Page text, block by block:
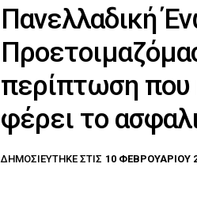
Πανελλαδική
περίπτωση που
φέρει το
ΔΗΜΟΣΙΕΎΤΗΚΕ ΣΤΙΣ 10 ΦΕΒΡΟΥΑΡΊΟΥ